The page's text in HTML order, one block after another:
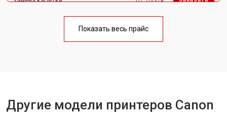
Замена блока питания от 2300 ₽
Показать весь прайс
Другие модели принтеров Canon